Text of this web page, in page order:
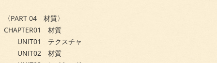
〈PART 04 材質〉
CHAPTER01 材質
UNIT01 テクスチャ
UNIT02 材質